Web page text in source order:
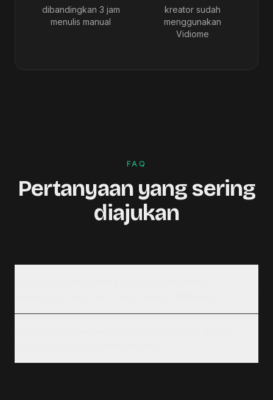
dibandingkan 3 jam
menulis manual
kreator sudah
menggunakan
Vidiome
FAQ
Pertanyaan yang sering
diajukan